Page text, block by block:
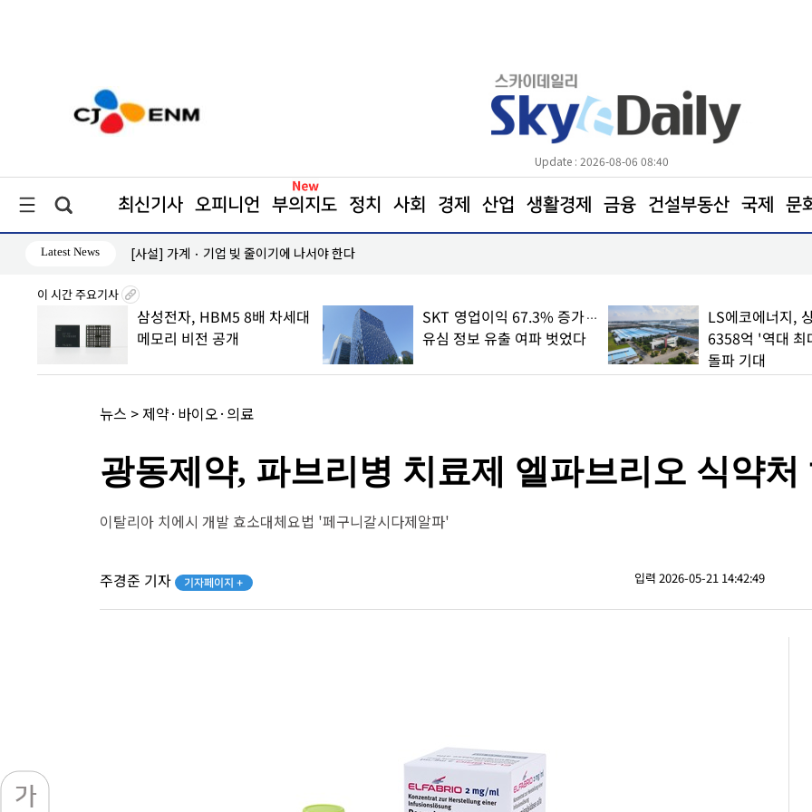
Update : 2026-08-06 08:40
최신기사 오피니언 부의지도 정치 사회 경제 산업 생활경제 금융 건설부동산 국제 문
Latest News [사설] 가계‧기업 빚 줄이기에 나서야 한다
이 시간 주요기사
삼성전자, HBM5 8배 차세대
메모리 비전 공개
SKT 영업이익 67.3% 증가…
유심 정보 유출 여파 벗었다
LS에코에너지,
6358억 '역대
돌파 기대
뉴스 > 제약·바이오·의료
광동제약, 파브리병 치료제 엘파브리오 식약처
이탈리아 치에시 개발 효소대체요법 '페구니갈시다제알파'
주경준 기자 기자페이지 + 입력 2026-05-21 14:42:49